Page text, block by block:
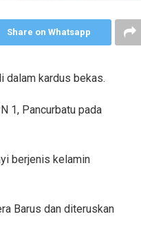
Share on Whatsapp
dalam kardus bekas.
1, Pancurbatu pada
berjenis kelamin
Barus dan diteruskan